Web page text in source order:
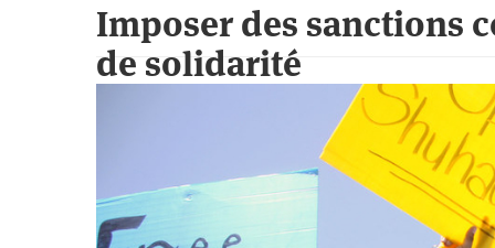
Entreprises
Entreprises
Commerce
Oppressions
Féminisme
Éducation
Chine
États-
Unis
Continents
Continents
Afrique
Imposer des sanctions
de solidarité